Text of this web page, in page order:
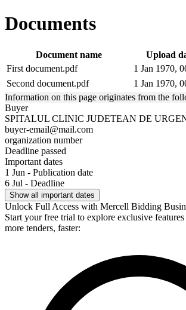
Documents
Document name Upload
First document.pdf
1 Jan 1970,
Second document.pdf
1 Jan 1970,
Information on this page originates from the
Buyer
SPITALUL CLINIC JUDETEAN DE
buyer-email@mail.com
organization number
Deadline passed
Important dates
1 Jun - Publication date
6 Jul - Deadline
Show all important dates
Unlock Full Access with Mercell Bidding
Start your free trial to explore exclusive
more tenders, faster: